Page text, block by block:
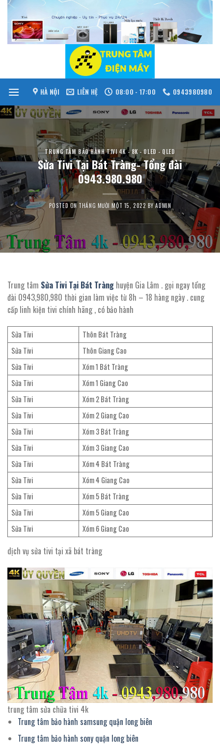
Skip
content
HÀ NỘI LIÊN HỆ 08:00 - 17:00 0943980980
TRUNG TÂM BẢO HÀNH TIVI 4K - 8K - OLED - QLED
Sửa Tivi Tại Bát Tràng- Tổng đài
0943.980.980
POSTED ONTHÁNG MƯỜI MỘT 15, 2022 BYADMIN
Trung tâm Sửa Tivi Tại Bát Tràng huyện Gia Lâm . gọi ngay tổng
đài 0943,980,980 thời gian làm việc từ 8h – 18 hàng ngày . cung
cấp linh kiện tivi chính hãng , có bảo hành
Sửa Tivi
Thôn Bát Tràng
Sửa Tivi
Thôn Giang Cao
Sửa Tivi
Xóm 1 Bát Tràng
Sửa Tivi
Xóm 1 Giang Cao
Sửa Tivi
Xóm 2 Bát Tràng
Sửa Tivi
Xóm 2 Giang Cao
Sửa Tivi
Xóm 3 Bát Tràng
Sửa Tivi
Xóm 3 Giang Cao
Sửa Tivi
Xóm 4 Bát Tràng
Sửa Tivi
Xóm 4 Giang Cao
Sửa Tivi
Xóm 5 Bát Tràng
Sửa Tivi
Xóm 5 Giang Cao
Sửa Tivi
Xóm 6 Giang Cao
dịch vụ sửa tivi tại xã bát tràng
trung tâm sửa chữa tivi 4k
Trung tâm bảo hành samsung quận long biên
Trung tâm bảo hành sony quận long biên